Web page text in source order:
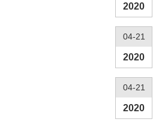
2020
04-21
2020
04-21
2020